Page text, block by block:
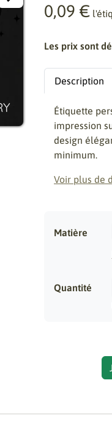
0,09 €
Les prix sont
Description
Étiquette
impression
design
minimum.
Voir plus de
Matière
Quantité